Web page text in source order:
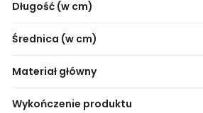
Długość (w cm)
Średnica (w cm)
Materiał główny
Wykończenie produktu